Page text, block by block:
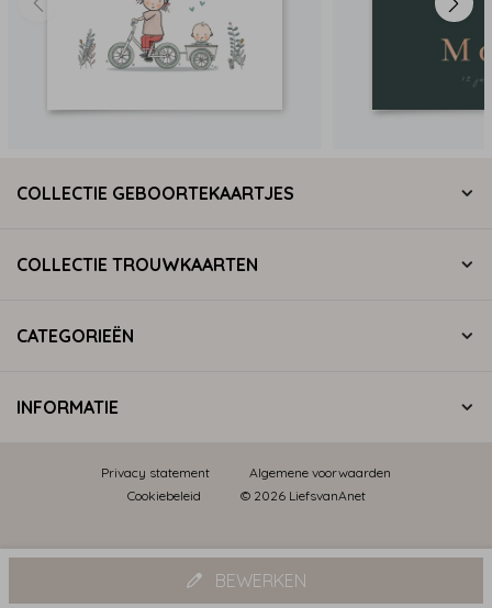
BEWERKEN
COLLECTIE GEBOORTEKAARTJES
COLLECTIE TROUWKAARTEN
CATEGORIEËN
INFORMATIE
Privacy statement
Algemene voorwaarden
Cookiebeleid
© 2026 LiefsvanAnet